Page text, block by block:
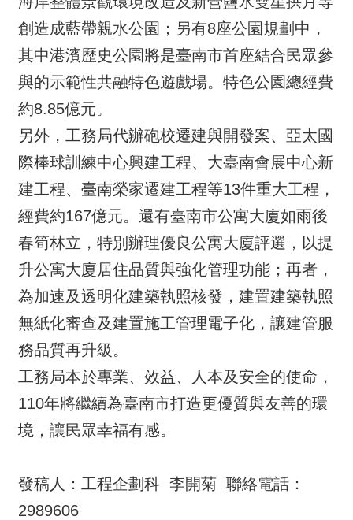
創造成藍帶親水公園；另有8座公園規劃中，
其中港濱歷史公園將是臺南市首座結合民眾參
與的示範性共融特色遊戲場。特色公園總經費
約8.85億元。
另外，工務局代辦砲校遷建與開發案、亞太國
際棒球訓練中心興建工程、大臺南會展中心新
建工程、臺南榮家遷建工程等13件重大工程，
經費約167億元。還有臺南市公寓大廈如雨後
春筍林立，特別辦理優良公寓大廈評選，以提
升公寓大廈居住品質與強化管理功能；再者，
為加速及透明化建築執照核發，建置建築執照
無紙化審查及建置施工管理電子化，讓建管服
務品質再升級。
工務局本於專業、效益、人本及安全的使命，
110年將繼續為臺南市打造更優質與友善的環
境，讓民眾幸福有感。
發稿人：工程企劃科 李開菊 聯絡電話：
2989606